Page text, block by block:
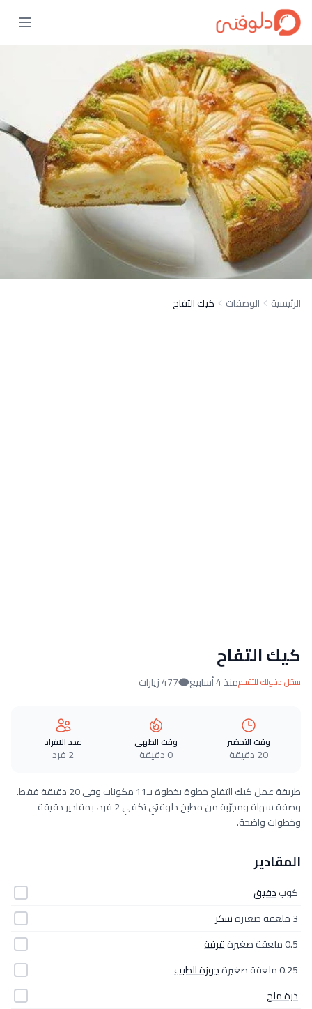
الرئيسية الوصفات كيك التفاح
كيك التفاح
سجّل دخولك للتقييممنذ 4 أسابيع 477 زيارات
وقت التحضير
20 دقيقة
وقت الطهي
0 دقيقة
عدد الافراد
2 فرد
طريقة عمل كيك التفاح خطوة بخطوة بـ11 مكونات وفي 20 دقيقة فقط.
وصفة سهلة ومجرّبة من مطبخ دلوقتي تكفي 2 فرد، بمقادير دقيقة
وخطوات واضحة.
المقادير
كوبدقيق
3 ملعقة صغيرة
سكر
0.5 ملعقة صغيرة
قرفة
0.25 ملعقة صغيرة
جوزة الطيب
ذرة ملح